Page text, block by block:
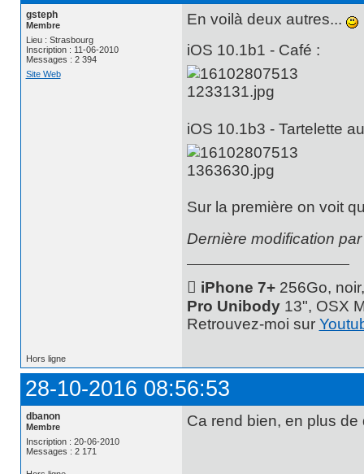
gsteph
Membre
Lieu : Strasbourg
Inscription : 11-06-2010
Messages : 2 394
Site Web
En voilà deux autres...
iOS 10.1b1 - Café :
iOS 10.1b3 - Tartelette
Sur la première on voit
Dernière modification
 iPhone 7+256Go,
Pro Unibody13", OSX
Retrouvez-moi sur
Hors ligne
28-10-2016 08:56:53
dbanon
Membre
Inscription : 20-06-2010
Messages : 2 171
Ca rend bien, en plus